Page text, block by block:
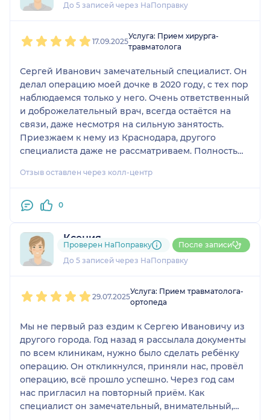
До 5 записей через НаПоправку
17.09.2025
Услуга: Прием хирурга-
травматолога
Сергей Иванович замечательный специалист. Он
делал операцию моей дочке в 2020 году, с тех пор
наблюдаемся только у него. Очень ответственный
и доброжелательный врач, всегда остаётся на
связи, даже несмотря на сильную занятость.
Приезжаем к нему из Краснодара, другого
специалиста даже не рассматриваем. Полностью
Отзыв оставлен через колл-центр
0
Ксения
2 отзыва
До 5 записей через НаПоправку
Проверен НаПоправку После записи
29.07.2025
Услуга: Прием травматолога-
ортопеда
Мы не первый раз ездим к Сергею Ивановичу из
другого города. Год назад я рассылала документы
по всем клиникам, нужно было сделать ребёнку
операцию. Он откликнулся, приняли нас, провёл
операцию, всё прошло успешно. Через год сам
нас пригласил на повторный приём. Как
специалист он замечательный, внимательный,